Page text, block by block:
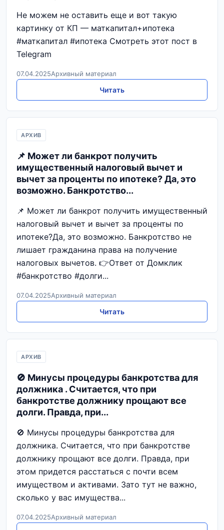
Не можем не оставить еще и вот такую
картинку от КП — маткапитал+ипотека
#маткапитал #ипотека Смотреть этот пост в
Telegram
07.04.2025Архивный материал
Читать
АРХИВ
📌 Может ли банкрот получить
имущественный налоговый вычет и
вычет за проценты по ипотеке? Да, это
возможно. Банкротство...
📌 Может ли банкрот получить имущественный
налоговый вычет и вычет за проценты по
ипотеке?Да, это возможно. Банкротство не
лишает гражданина права на получение
налоговых вычетов. 👉Ответ от Домклик
#банкротство #долги...
07.04.2025Архивный материал
Читать
АРХИВ
🚫 Минусы процедуры банкротства для
должника . Считается, что при
банкротстве должнику прощают все
долги. Правда, при...
🚫 Минусы процедуры банкротства для
должника. Считается, что при банкротстве
должнику прощают все долги. Правда, при
этом придется расстаться с почти всем
имуществом и активами. Зато тут не важно,
сколько у вас имущества...
07.04.2025Архивный материал